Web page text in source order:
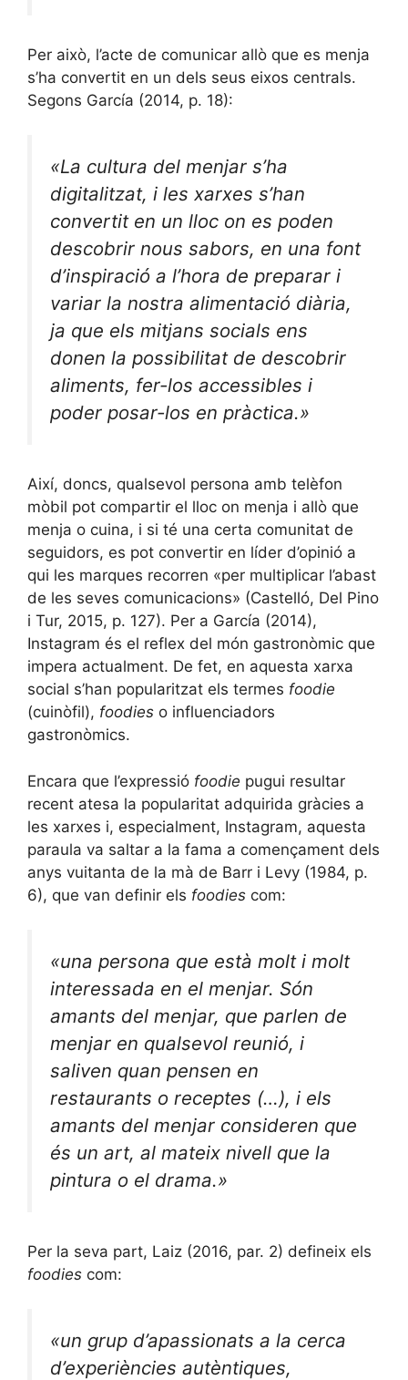
Per això, l’acte de comunicar allò que es menja
s’ha convertit en un dels seus eixos centrals.
Segons García (2014, p. 18):
«La cultura del menjar s’ha
digitalitzat, i les xarxes s’han
convertit en un lloc on es poden
descobrir nous sabors, en una font
d’inspiració a l’hora de preparar i
variar la nostra alimentació diària,
ja que els mitjans socials ens
donen la possibilitat de descobrir
aliments, fer-los accessibles i
poder posar-los en pràctica.»
Així, doncs, qualsevol persona amb telèfon
mòbil pot compartir el lloc on menja i allò que
menja o cuina, i si té una certa comunitat de
seguidors, es pot convertir en líder d’opinió a
qui les marques recorren «per multiplicar l’abast
de les seves comunicacions» (Castelló, Del Pino
i Tur, 2015, p. 127). Per a García (2014),
Instagram és el reflex del món gastronòmic que
impera actualment. De fet, en aquesta xarxa
social s’han popularitzat els termes foodie
(cuinòfil), foodies o influenciadors
gastronòmics.
Encara que l’expressió foodie pugui resultar
recent atesa la popularitat adquirida gràcies a
les xarxes i, especialment, Instagram, aquesta
paraula va saltar a la fama a començament dels
anys vuitanta de la mà de Barr i Levy (1984, p.
6), que van definir els foodies com:
«una persona que està molt i molt
interessada en el menjar. Són
amants del menjar, que parlen de
menjar en qualsevol reunió, i
saliven quan pensen en
restaurants o receptes (…), i els
amants del menjar consideren que
és un art, al mateix nivell que la
pintura o el drama.»
Per la seva part, Laiz (2016, par. 2) defineix els
foodies com:
«un grup d’apassionats a la cerca
d’experiències autèntiques,